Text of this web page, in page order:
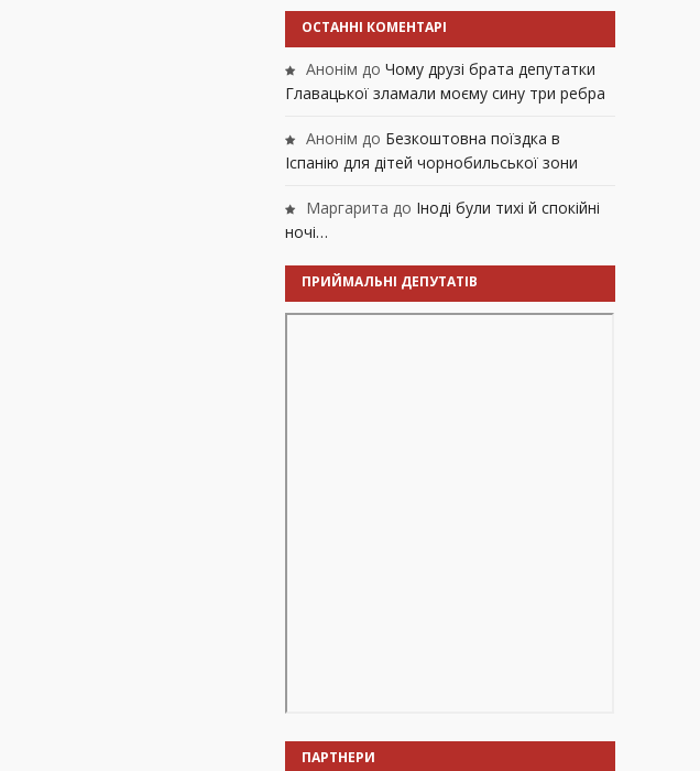
ОСТАННІ КОМЕНТАРІ
Анонім до Чому друзі брата депутатки
Главацької зламали моєму сину три ребра
Анонім до Безкоштовна поїздка в
Іспанію для дітей чорнобильської зони
Маргарита до Іноді були тихі й спокійні
ночі…
ПРИЙМАЛЬНІ ДЕПУТАТІВ
ПАРТНЕРИ